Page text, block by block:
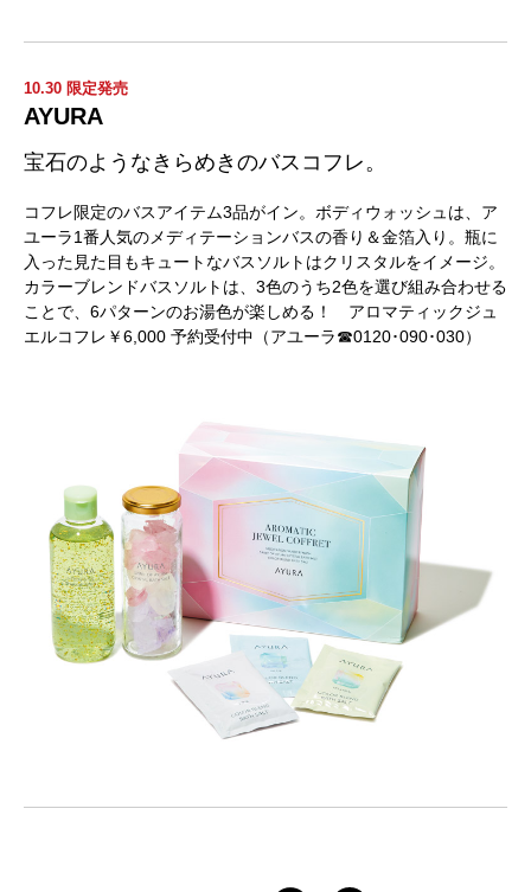
10.30 限定発売
AYURA
宝石のようなきらめきのバスコフレ。
コフレ限定のバスアイテム3品がイン。ボディウォッシュは、ア
ユーラ1番人気のメディテーションバスの香り＆金箔入り。瓶に
入った見た目もキュートなバスソルトはクリスタルをイメージ。
カラーブレンドバスソルトは、3色のうち2色を選び組み合わせる
ことで、6パターンのお湯色が楽しめる！ アロマティックジュ
エルコフレ￥6,000 予約受付中（アユーラ☎0120･090･030）